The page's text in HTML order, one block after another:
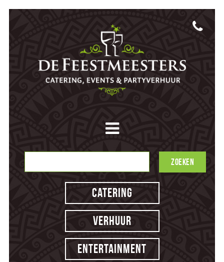
Catering
Verhuur
Entertainment